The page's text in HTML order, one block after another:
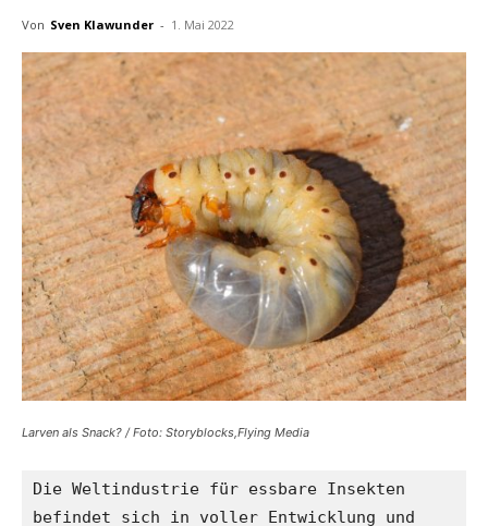
|
Reisemagazin
&
Aktuelle
Von Sven Klawunder - 1. Mai 2022
Larven als Snack? / Foto: Storyblocks,Flying Media
Die Weltindustrie für essbare Insekten
befindet sich in voller Entwicklung und